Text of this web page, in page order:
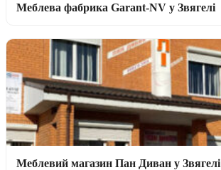
Меблева фабрика Garant-NV у Звягелі
Меблевий магазин Пан Диван у Звягелі